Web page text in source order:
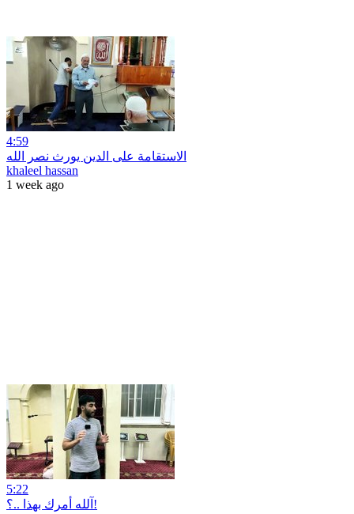
4:59
الاستقامة على الدين يورث نصر الله
khaleel hassan
1 week ago
5:22
آلله أمرك بهذا ..؟!